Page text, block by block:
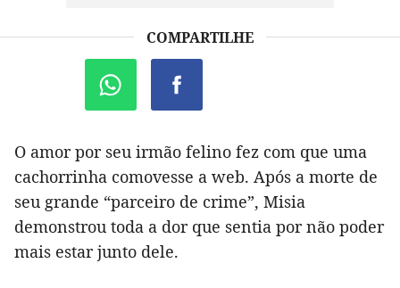
COMPARTILHE
O amor por seu irmão felino fez com que uma
cachorrinha comovesse a web. Após a morte de
seu grande “parceiro de crime”, Misia
demonstrou toda a dor que sentia por não poder
mais estar junto dele.